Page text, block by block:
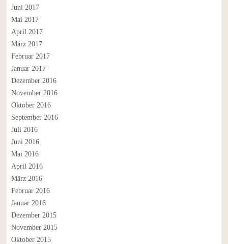
Juni 2017
Mai 2017
April 2017
März 2017
Februar 2017
Januar 2017
Dezember 2016
November 2016
Oktober 2016
September 2016
Juli 2016
Juni 2016
Mai 2016
April 2016
März 2016
Februar 2016
Januar 2016
Dezember 2015
November 2015
Oktober 2015